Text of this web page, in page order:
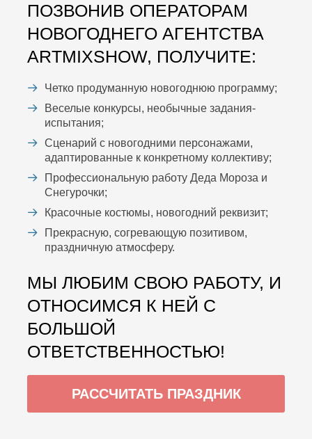
ПОЗВОНИВ ОПЕРАТОРАМ
НОВОГОДНЕГО АГЕНТСТВА
ARTMIXSHOW, ПОЛУЧИТЕ:
Четко продуманную новогоднюю программу;
Веселые конкурсы, необычные задания-
испытания;
Сценарий с новогодними персонажами,
адаптированные к конкретному коллективу;
Профессиональную работу Деда Мороза и
Снегурочки;
Красочные костюмы, новогодний реквизит;
Прекрасную, согревающую позитивом,
праздничную атмосферу.
МЫ ЛЮБИМ СВОЮ РАБОТУ, И
ОТНОСИМСЯ К НЕЙ С
БОЛЬШОЙ
ОТВЕТСТВЕННОСТЬЮ!
РАССЧИТАТЬ ПРАЗДНИК